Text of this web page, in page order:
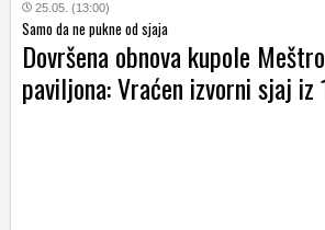
HRVATSKI
WEB
25.05. (13:00)
Samo da ne pukne od sjaja
Dovršena obnova kupole
paviljona: Vraćen izvorni sjaj iz